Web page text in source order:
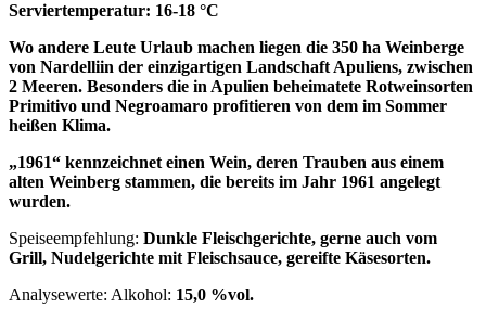
Serviertemperatur: 16-18 °C
Wo andere Leute Urlaub machen liegen die 350 ha Weinberge
von Nardelliin der einzigartigen Landschaft Apuliens, zwischen
2 Meeren. Besonders die in Apulien beheimatete Rotweinsorten
Primitivo und Negroamaro profitieren von dem im Sommer
heißen Klima.
„1961“ kennzeichnet einen Wein, deren Trauben aus einem
alten Weinberg stammen, die bereits im Jahr 1961 angelegt
wurden.
Speiseempfehlung: Dunkle Fleischgerichte, gerne auch vom
Grill, Nudelgerichte mit Fleischsauce, gereifte Käsesorten.
Analysewerte: Alkohol: 15,0 %vol.